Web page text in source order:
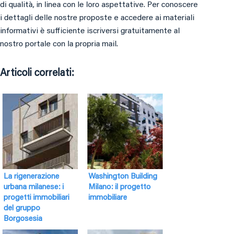
di qualità, in linea con le loro aspettative. Per conoscere
i dettagli delle nostre proposte e accedere ai materiali
informativi è sufficiente iscriversi gratuitamente al
nostro portale con la propria mail.
Articoli correlati:
La rigenerazione
urbana milanese: i
progetti immobiliari
del gruppo
Borgosesia
Washington Building
Milano: il progetto
immobiliare